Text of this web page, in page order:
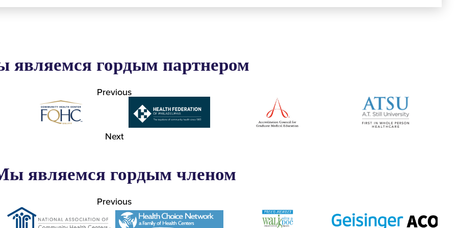
гордым партнером
Previous
Next
являемся гордым членом
Previous